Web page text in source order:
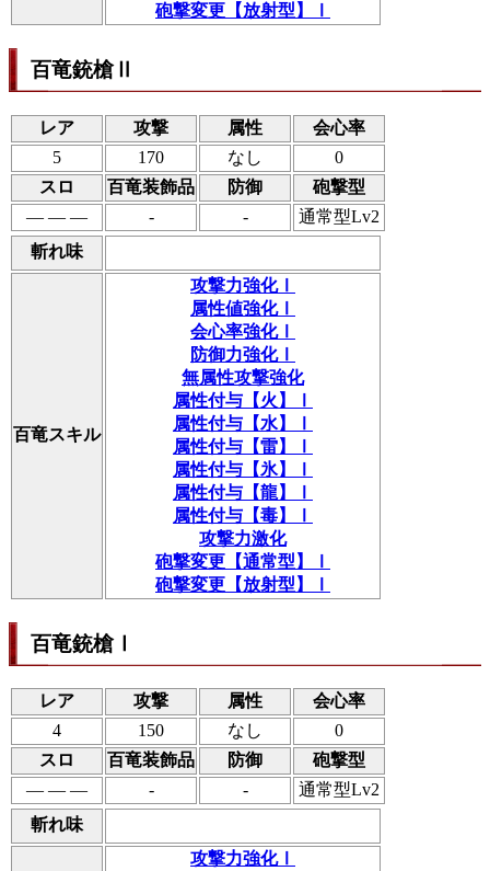
砲撃変更【放射型】Ⅰ
百竜銃槍Ⅱ
レア 攻撃 属性
会心率
5
170 なし
0
スロ
百竜装飾品 防御
砲撃型
― ― ―
- -
通常型Lv2
斬れ味
百竜スキル
攻撃力強化Ⅰ
属性値強化Ⅰ
会心率強化Ⅰ
防御力強化Ⅰ
無属性攻撃強化
属性付与【火】Ⅰ
属性付与【水】Ⅰ
属性付与【雷】Ⅰ
属性付与【氷】Ⅰ
属性付与【龍】Ⅰ
属性付与【毒】Ⅰ
攻撃力激化
砲撃変更【通常型】Ⅰ
砲撃変更【放射型】Ⅰ
百竜銃槍Ⅰ
レア 攻撃 属性
会心率
4
150 なし
0
スロ
百竜装飾品 防御
砲撃型
― ― ―
- -
通常型Lv2
斬れ味
攻撃力強化Ⅰ